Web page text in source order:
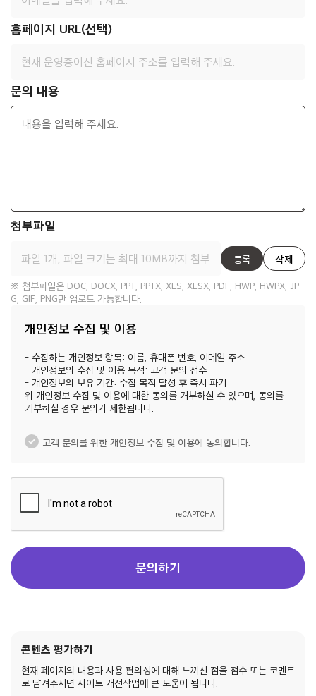
홈페이지 URL(선택)
문의 내용
첨부파일
등록 삭제
※ 첨부파일은 DOC, DOCX, PPT, PPTX, XLS, XLSX, PDF, HWP, HWPX, JP
G, GIF, PNG만 업로드 가능합니다.
개인정보 수집 및 이용
- 수집하는 개인정보 항목: 이름, 휴대폰 번호, 이메일 주소
- 개인정보의 수집 및 이용 목적: 고객 문의 접수
- 개인정보의 보유 기간: 수집 목적 달성 후 즉시 파기
위 개인정보 수집 및 이용에 대한 동의를 거부하실 수 있으며, 동의를
거부하실 경우 문의가 제한됩니다.
고객 문의를 위한 개인정보 수집 및 이용에 동의합니다.
문의하기
콘텐츠 평가하기
현재 페이지의 내용과 사용 편의성에 대해 느끼신 점을 점수 또는 코멘트
로 남겨주시면 사이트 개선작업에 큰 도움이 됩니다.